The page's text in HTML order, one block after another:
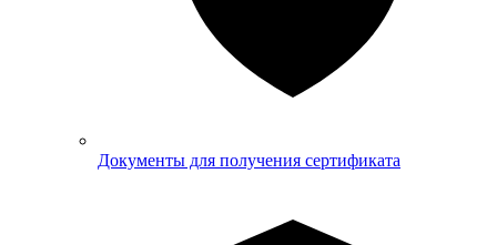
Документы для получения сертификата